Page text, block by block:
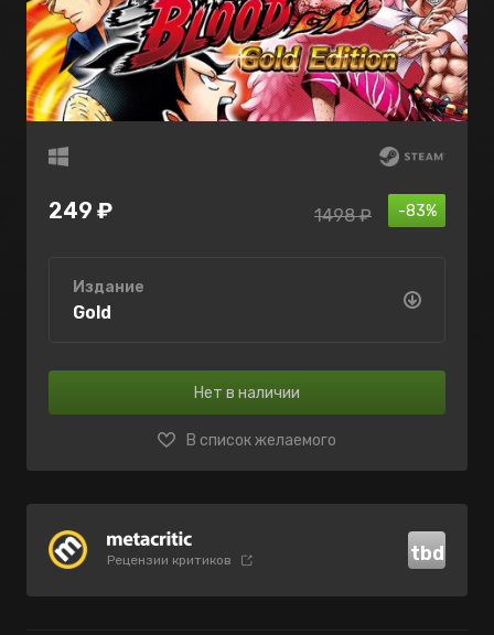
249 ₽ -83%
1498 ₽
Издание
Gold
Нет в наличии
В список желаемого
Рецензии критиков tbd